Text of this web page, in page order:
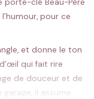
porte-clé Beau-Père
pour ce
et donne le ton
qui fait rire
de douceur et de
il assume